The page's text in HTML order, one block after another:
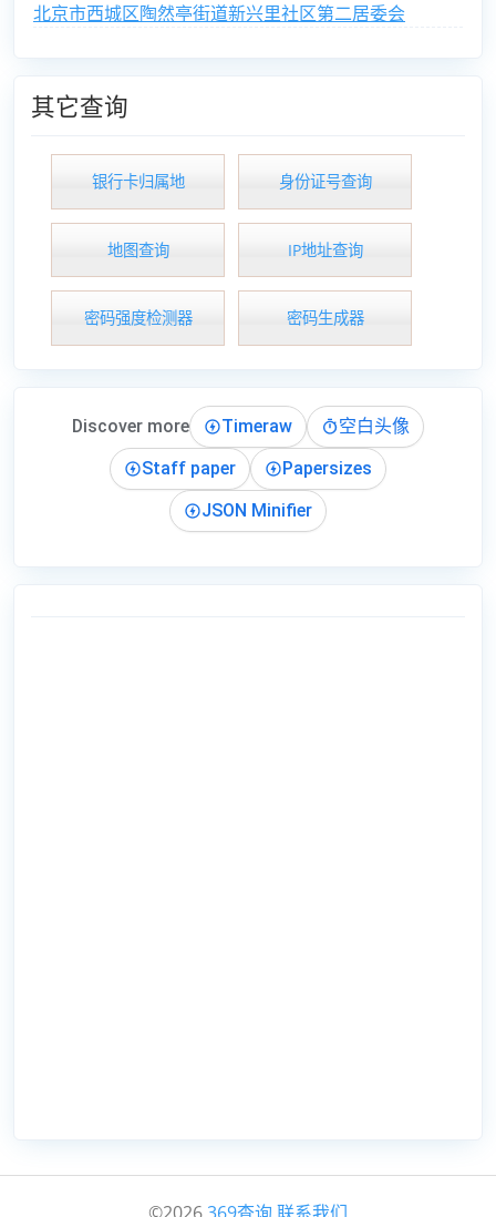
北京市西城区陶然亭街道新兴里社区第二居委会
其它查询
银行卡归属地 身份证号查询
地图查询 IP地址查询
密码强度检测器 密码生成器
Discover more Timeraw
空白头像
Staff paper
Papersizes
JSON Minifier